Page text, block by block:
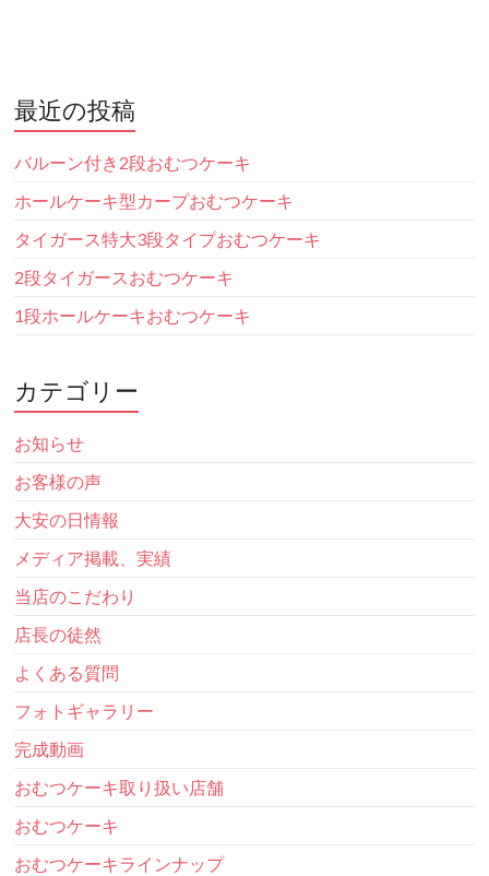
最近の投稿
バルーン付き2段おむつケーキ
ホールケーキ型カープおむつケーキ
タイガース特大3段タイプおむつケーキ
2段タイガースおむつケーキ
1段ホールケーキおむつケーキ
カテゴリー
お知らせ
お客様の声
大安の日情報
メディア掲載、実績
当店のこだわり
店長の徒然
よくある質問
フォトギャラリー
完成動画
おむつケーキ取り扱い店舗
おむつケーキ
おむつケーキラインナップ